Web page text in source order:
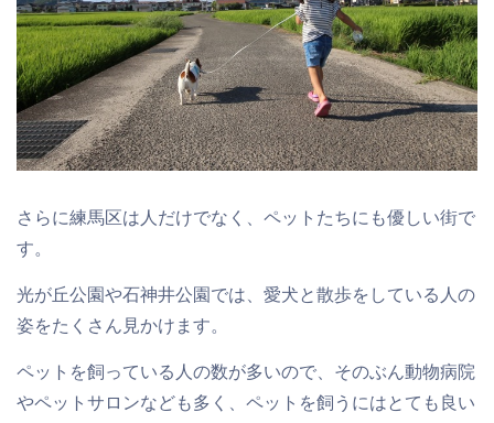
さらに練馬区は人だけでなく、 ペットたちにも優しい街で
す。
光が丘公園や石神井公園では、愛犬と散歩をしている人の
姿をたくさん見かけます。
ペットを飼っている人の数が多いので、そのぶん動物病院
やペットサロンなども多く、ペットを飼うにはとても良い